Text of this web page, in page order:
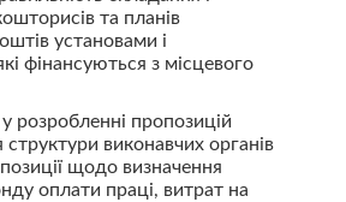
та планів
установами і
фінансуються з місцевого
розробленні пропозицій
виконавчих органів
щодо визначення
оплати праці, витрат на